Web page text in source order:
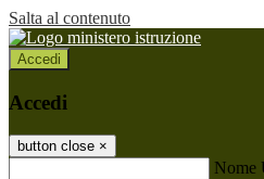
Salta al contenuto
Accedi
Accedi
button close ×
Nome